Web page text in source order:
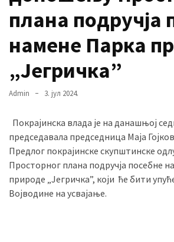
MOST
USED
CATEGORIES
Вести
Вршац
(872)
ГРАДОВИ
(810)
Пландиште
плана подручја
намене Парка
„Јегричка”
Admin 3. јул 2024.
Покрајинска влада је на данашњој
председавала председница Маја
Предлог покрајинске скупштинске
Просторног плана подручја посебне
природе „Јегричка”, који ће бити
Војводине на усвајање.